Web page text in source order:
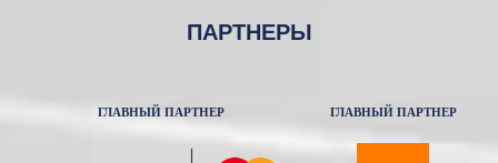
ПАРТНЕРЫ
ГЛАВНЫЙ ПАРТНЕР ГЛАВНЫЙ ПАРТНЕР